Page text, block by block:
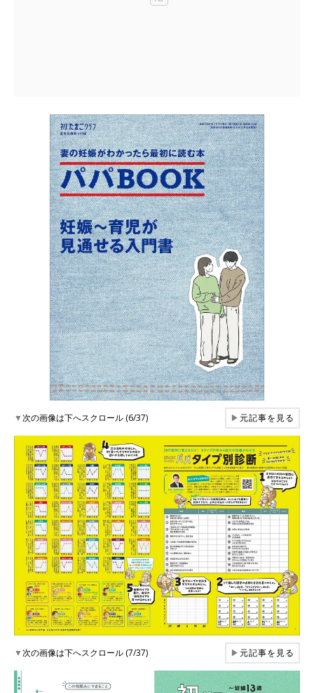
▼次の画像は下へスクロール (6/37) ▶元記事を見る
▼次の画像は下へスクロール (7/37) ▶元記事を見る